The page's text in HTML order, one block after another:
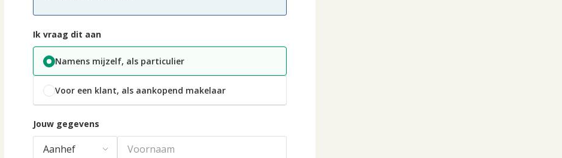
Ik vraag dit aan
Namens mijzelf, als particulier
Voor een klant, als aankopend makelaar
Jouw gegevens